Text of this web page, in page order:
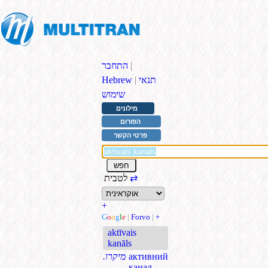
התחבר |
Hebrew | תנאי
שימוש
מילונים
הפורום
פרטי הקשר
⇄
+
Google | Forvo | +
aktīvais
kanāls
.מיקרו активний